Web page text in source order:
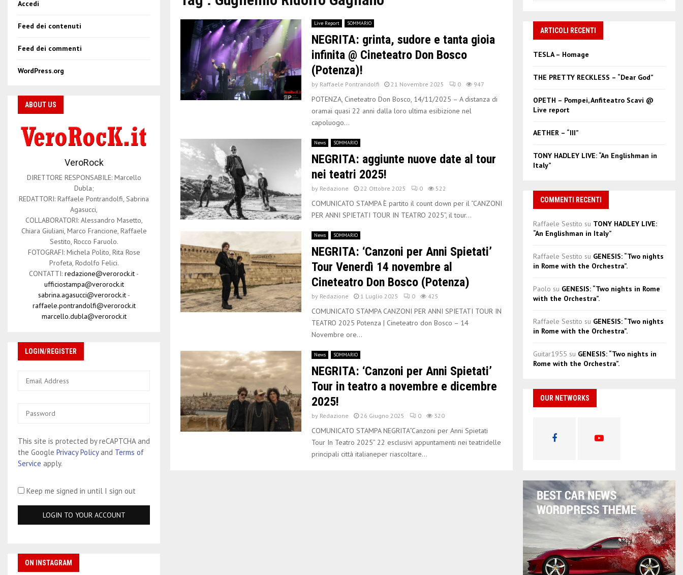
Live Report SOMMARIO
NEGRITA: grinta, sudore e tanta gioia
infinita @ Cineteatro Don Bosco
(Potenza)!
by Raffaele Pontrandolfi 21 Novembre 2025 0 947
POTENZA, Cineteatro Don Bosco, 14/11/2025 – A distanza di
oramai quasi 22 anni dalla loro ultima esibizione nel
capoluogo...
News SOMMARIO
NEGRITA: aggiunte nuove date al tour
nei teatri 2025!
by Redazione 22 Ottobre 2025 0 522
COMUNICATO STAMPA È partito il count down per il “CANZONI
PER ANNI SPIETATI TOUR IN TEATRO 2025”, il tour...
News SOMMARIO
NEGRITA: ‘Canzoni per Anni Spietati’
Tour Venerdì 14 novembre al
Cineteatro Don Bosco (Potenza)
by Redazione 1 Luglio 2025 0 425
COMUNICATO STAMPA CANZONI PER ANNI SPIETATI TOUR IN
TEATRO 2025 Potenza | Cineteatro don Bosco – 14
Novembre ore...
News SOMMARIO
NEGRITA: ‘Canzoni per Anni Spietati’
Tour in teatro a novembre e dicembre
2025!
by Redazione 26 Giugno 2025 0 320
COMUNICATO STAMPA NEGRITA“Canzoni per Anni Spietati
Tour In Teatro 2025” 22 esclusivi appuntamenti nei teatridelle
principali città italianeper riascoltare...
Accedi
Feed dei contenuti
Feed dei commenti
WordPress.org
ABOUT US
VeroRock
DIRETTORE RESPONSABILE: Marcello
Dubla;
REDATTORI: Raffaele Pontrandolfi, Sabrina
Agasucci,
COLLABORATORI: Alessandro Masetto,
Chiara Giuliani, Marco Francione, Raffaele
Sestito, Rocco Faruolo.
FOTOGRAFI: Michela Polito, Rita Rose
Profeta, Rodolfo Felici.
CONTATTI: redazione@verorock.it -
ufficiostampa@verorock.it
sabrina.agasucci@verorock.it-
raffaele.pontrandolfi@verorock.it
marcello.dubla@verorock.it
LOGIN/REGISTER
This site is protected by reCAPTCHA and
the Google Privacy Policyand Terms of
Service apply.
Keep me signed in until I sign out
ON INSTAGRAM
h
f
ARTICOLI RECENTI
TESLA – Homage
THE PRETTY RECKLESS – “Dear God”
OPETH – Pompei, Anfiteatro Scavi @
Live report
AETHER – “III”
TONY HADLEY LIVE: “An Englishman in
Italy”
COMMENTI RECENTI
Raffaele Sestito su TONY HADLEY LIVE:
“An Englishman in Italy”
Raffaele Sestito su GENESIS: “Two nights
in Rome with the Orchestra”.
Paolo su GENESIS: “Two nights in Rome
with the Orchestra”.
Raffaele Sestito su GENESIS: “Two nights
in Rome with the Orchestra”.
Guitar1955 su GENESIS: “Two nights in
Rome with the Orchestra”.
OUR NETWORKS